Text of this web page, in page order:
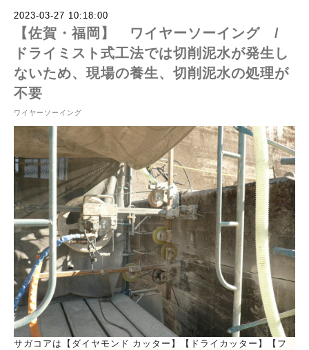
2023-03-27 10:18:00
【佐賀・福岡】 ワイヤーソーイング /
ドライミスト式工法では切削泥水が発生し
ないため、現場の養生、切削泥水の処理が
不要
ワイヤーソーイング
サガコアは【ダイヤモンド カッター】【ドライカッター】【フ